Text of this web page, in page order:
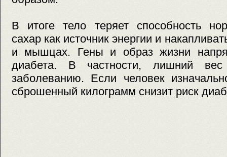
В итоге тело теряет способность
сахар как источник энергии и
и мышцах. Гены и образ жизни
диабета. В частности, лишний
заболеванию. Если человек
сброшенный килограмм снизит риск